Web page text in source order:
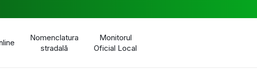
Nomenclatura
stradală
Monitorul
Oficial Local